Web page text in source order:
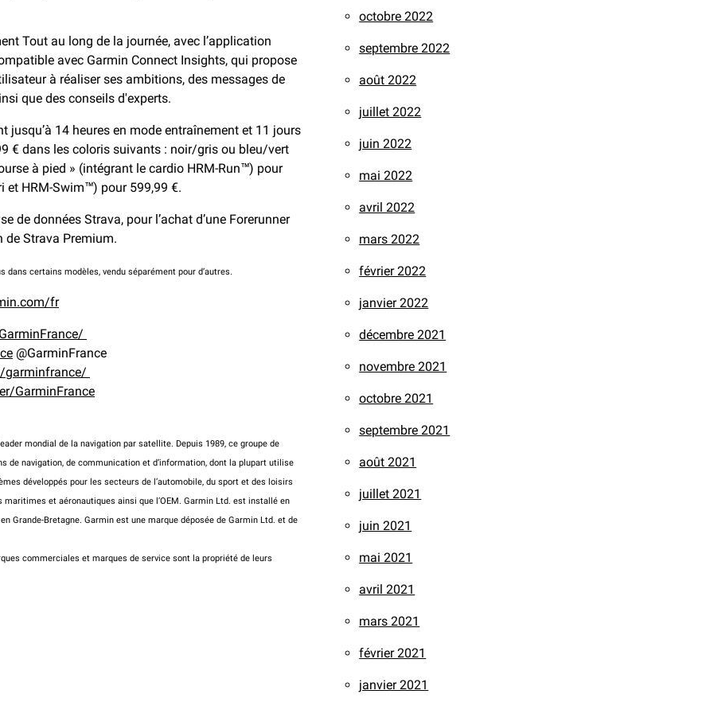
Tout au long de la journée, avec l’application
avec Garmin Connect Insights, qui propose
à réaliser ses ambitions, des messages de
que des conseils d'experts.
14 heures en mode entraînement et 11 jours
€ dans les coloris suivants : noir/gris ou bleu/vert
à pied » (intégrant le cardio HRM-Run™) pour
et HRM-Swim™) pour 599,99 €.
de données Strava, pour l’achat d’une Forerunner
de Strava Premium.
certains modèles, vendu séparément pour d’autres.
fr
@GarminFrance
garminfrance/
GarminFrance
mondial de la navigation par satellite. Depuis 1989, ce groupe de
navigation, de communication et d’information, dont la plupart utilise
développés pour les secteurs de l’automobile, du sport et des loisirs
et aéronautiques ainsi que l’OEM. Garmin Ltd. est installé en
Grande-Bretagne. Garmin est une marque déposée de Garmin Ltd. et de
commerciales et marques de service sont la propriété de leurs
octobre 2022
septembre 2022
août 2022
juillet 2022
juin 2022
mai 2022
avril 2022
mars 2022
février 2022
janvier 2022
décembre 2021
novembre 2021
octobre 2021
septembre 2021
août 2021
juillet 2021
juin 2021
mai 2021
avril 2021
mars 2021
février 2021
janvier 2021